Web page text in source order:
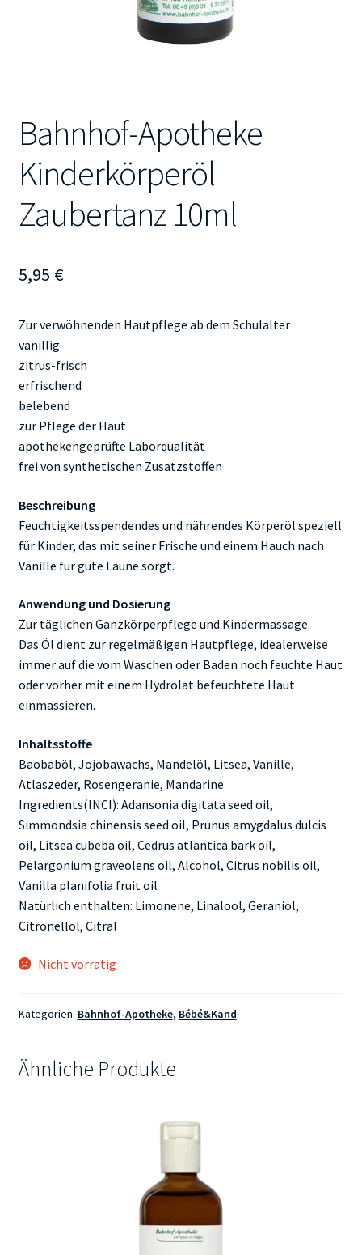
Bahnhof-Apotheke
Kinderkörperöl
Zaubertanz 10ml
5,95 €
Zur verwöhnenden Hautpflege ab dem Schulalter
vanillig
zitrus-frisch
erfrischend
belebend
zur Pflege der Haut
apothekengeprüfte Laborqualität
frei von synthetischen Zusatzstoffen
Beschreibung
Feuchtigkeitsspendendes und nährendes Körperöl speziell
für Kinder, das mit seiner Frische und einem Hauch nach
Vanille für gute Laune sorgt.
Anwendung und Dosierung
Zur täglichen Ganzkörperpflege und Kindermassage.
Das Öl dient zur regelmäßigen Hautpflege, idealerweise
immer auf die vom Waschen oder Baden noch feuchte Haut
oder vorher mit einem Hydrolat befeuchtete Haut
einmassieren.
Inhaltsstoffe
Baobaböl, Jojobawachs, Mandelöl, Litsea, Vanille,
Atlaszeder, Rosengeranie, Mandarine
Ingredients(INCI): Adansonia digitata seed oil,
Simmondsia chinensis seed oil, Prunus amygdalus dulcis
oil, Litsea cubeba oil, Cedrus atlantica bark oil,
Pelargonium graveolens oil, Alcohol, Citrus nobilis oil,
Vanilla planifolia fruit oil
Natürlich enthalten: Limonene, Linalool, Geraniol,
Citronellol, Citral
Nicht vorrätig
Kategorien: Bahnhof-Apotheke, Bébé&Kand
Ähnliche Produkte